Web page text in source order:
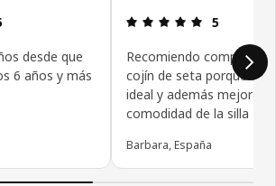
5 de 5 estrellas.
desde que
6 años y más
Reseña: 5
5
Recomiendo comprarla
cojín de seta porque
ideal y además mejora la
comodidad de la silla
Barbara, España